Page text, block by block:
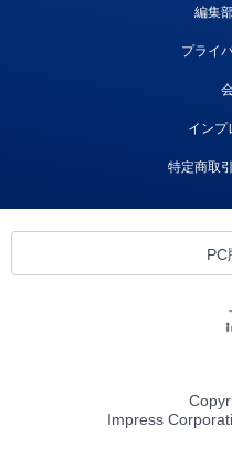
編集
プライ
インプ
特定商取
PC
Impress